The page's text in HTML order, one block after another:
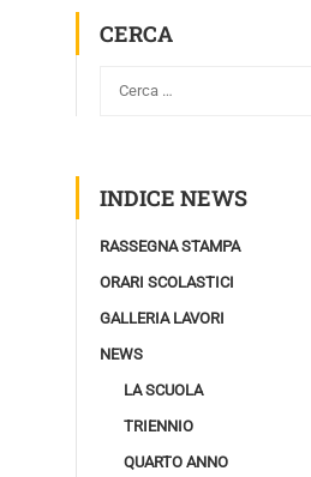
CERCA
INDICE NEWS
RASSEGNA STAMPA
ORARI SCOLASTICI
GALLERIA LAVORI
NEWS
LA SCUOLA
TRIENNIO
QUARTO ANNO